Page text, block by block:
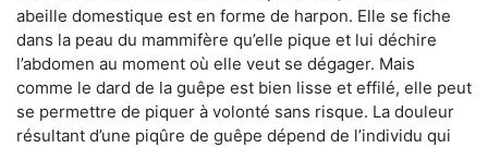
abeille domestique est en forme de harpon. Elle se fiche
dans la peau du mammifère qu’elle pique et lui déchire
l’abdomen au moment où elle veut se dégager. Mais
comme le dard de la guêpe est bien lisse et effilé, elle peut
se permettre de piquer à volonté sans risque. La douleur
résultant d’une piqûre de guêpe dépend de l’individu qui